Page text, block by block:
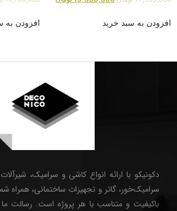
افزودن به سبد خرید افزودن به
دکونیکو با ارائه انواع کاشی و سرامیک،
سرامیک‌خور، گاتر و تجهیزات ساختمانی، همراه
باکیفیت و متناسب با هر پروژه است. رسالت ما